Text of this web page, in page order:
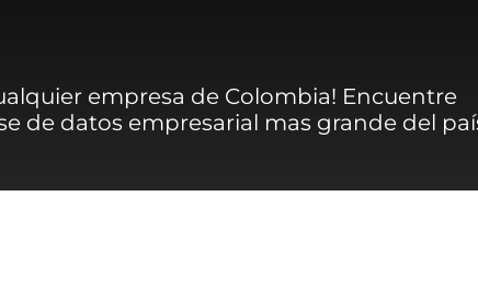
empresa de Colombia! Encuentre
de datos empresarial mas grande del